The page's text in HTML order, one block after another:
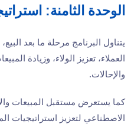
الوحدة الثامنة:
يتناول البرنامج مرحلة ما بعد
العملاء، تعزيز الولاء، وزيادة
والإحالات.
كما يستعرض مستقبل المبيعات
الاصطناعي لتعزيز استراتيجيات